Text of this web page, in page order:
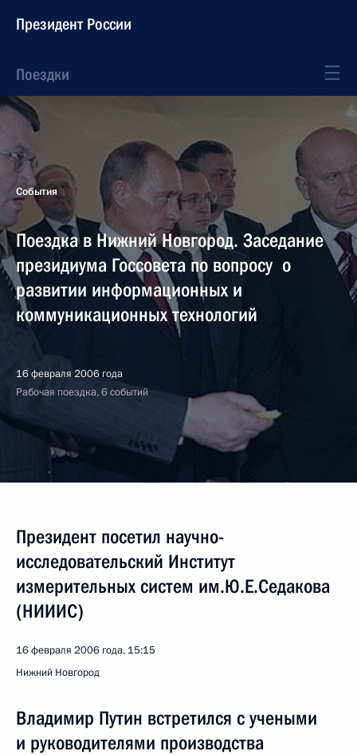
Президент России
Поездки
События
Поездка в Нижний Новгород. Заседание
президиума Госсовета по вопросу о
развитии информационных и
коммуникационных технологий
16 февраля 2006 года
Рабочая поездка, 6 событий
Президент посетил научно-
исследовательский Институт
измерительных систем им.Ю.Е.Седакова
(НИИИС)
16 февраля 2006 года, 15:15
Нижний Новгород
Владимир Путин встретился с учеными
и руководителями производства